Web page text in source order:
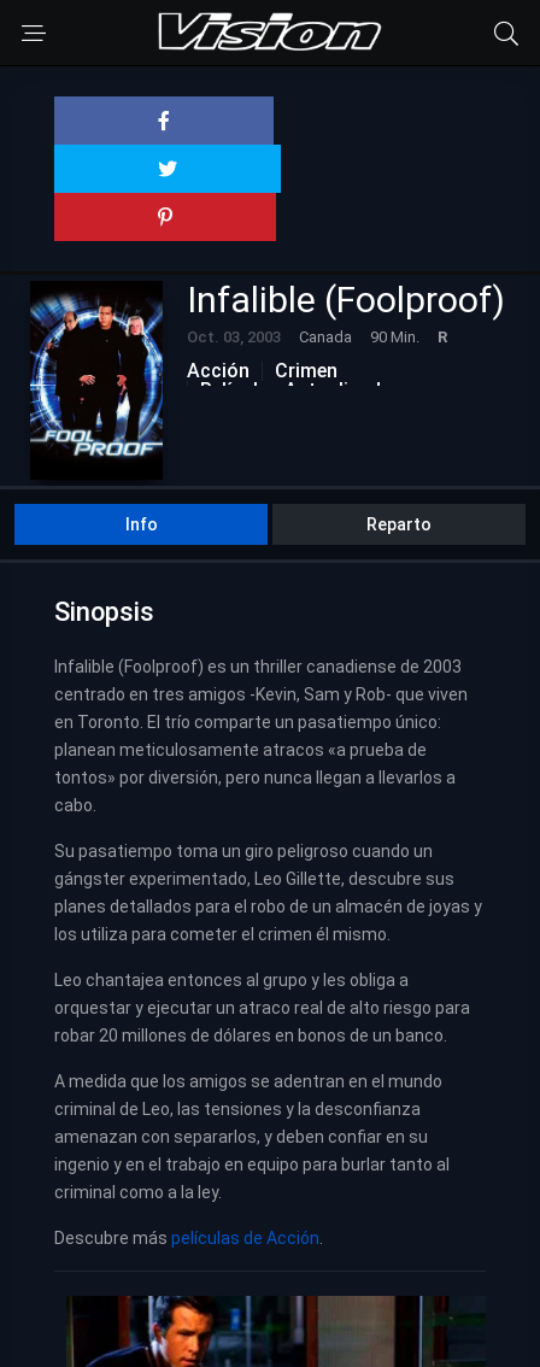
Infalible (Foolproof)
Oct. 03, 2003 Canada 90 Min. R
Acción
Crimen
Películas Actualizadas
Info Reparto
Sinopsis
Infalible (Foolproof) es un thriller canadiense de 2003
centrado en tres amigos -Kevin, Sam y Rob- que viven
en Toronto. El trío comparte un pasatiempo único:
planean meticulosamente atracos «a prueba de
tontos» por diversión, pero nunca llegan a llevarlos a
cabo.
Su pasatiempo toma un giro peligroso cuando un
gángster experimentado, Leo Gillette, descubre sus
planes detallados para el robo de un almacén de joyas y
los utiliza para cometer el crimen él mismo.
Leo chantajea entonces al grupo y les obliga a
orquestar y ejecutar un atraco real de alto riesgo para
robar 20 millones de dólares en bonos de un banco.
A medida que los amigos se adentran en el mundo
criminal de Leo, las tensiones y la desconfianza
amenazan con separarlos, y deben confiar en su
ingenio y en el trabajo en equipo para burlar tanto al
criminal como a la ley.
Descubre más películas de Acción